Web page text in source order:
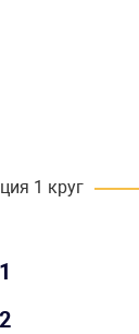
1 круг